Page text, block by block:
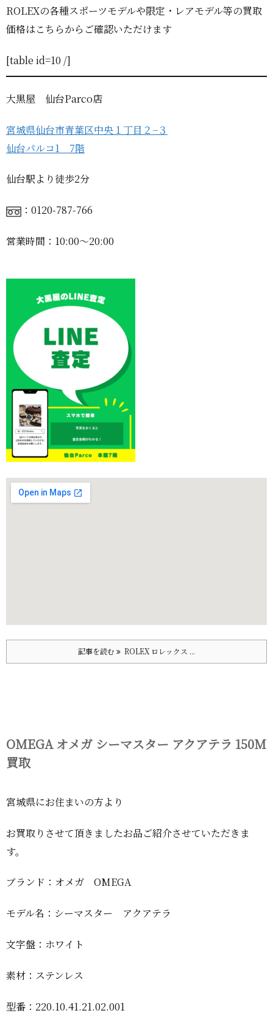
ROLEXの各種スポーツモデルや限定・レアモデル等の買取
価格はこちらからご確認いただけます
[table id=10 /]
大黒屋 仙台Parco店
宮城県仙台市青葉区中央１丁目２−３
仙台パルコ1 7階
仙台駅より徒歩2分
：0120-787-766
営業時間：10:00〜20:00
記事を読む ROLEX ロレックス ...
OMEGA オメガ シーマスター アクアテラ 150M
買取
宮城県にお住まいの方より
お買取りさせて頂きましたお品ご紹介させていただきま
す。
ブランド：オメガ OMEGA
モデル名：シーマスター アクアテラ
文字盤：ホワイト
素材：ステンレス
型番：220.10.41.21.02.001